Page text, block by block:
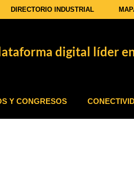
DIRECTORIO INDUSTRIAL
digital líder
Y CONGRESOS